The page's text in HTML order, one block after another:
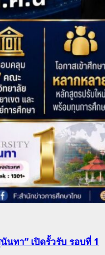
นทา” เปิดรั้วรับ รอบที่ 1